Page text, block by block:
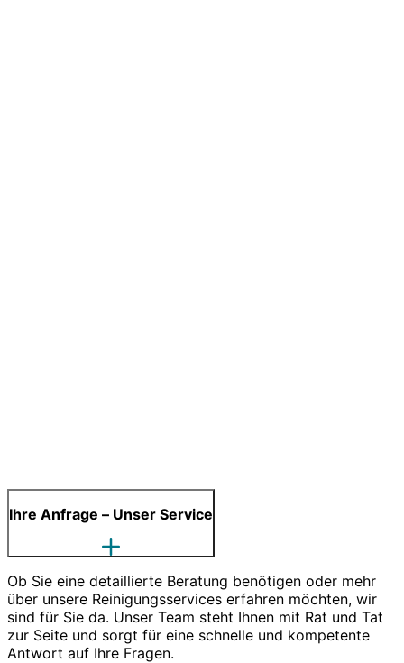
Ihre Anfrage – Unser Service
Ob Sie eine detaillierte Beratung benötigen oder mehr
über unsere Reinigungsservices erfahren möchten, wir
sind für Sie da. Unser Team steht Ihnen mit Rat und Tat
zur Seite und sorgt für eine schnelle und kompetente
Antwort auf Ihre Fragen.